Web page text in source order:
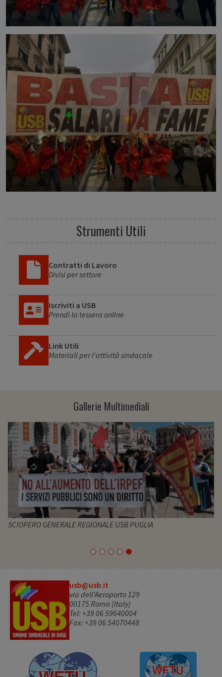
Strumenti Utili
Contratti di Lavoro
Divisi per settore
Iscriviti a USB
Prendi la tessera online
Link Utili
Materiali per l'attività sindacale
Gallerie Multimediali
SCIOPERO GENERALE REGIONALE USB PUGLIA
usb@usb.it
via dell'Aeroporto 129
00175 Roma (Italy)
Tel: +39 06 59640004
Fax: +39 06 54070448